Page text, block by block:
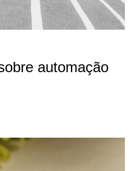
automação